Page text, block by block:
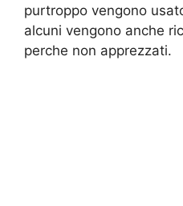
purtroppo vengono
alcuni vengono anche
perche non apprezzati.